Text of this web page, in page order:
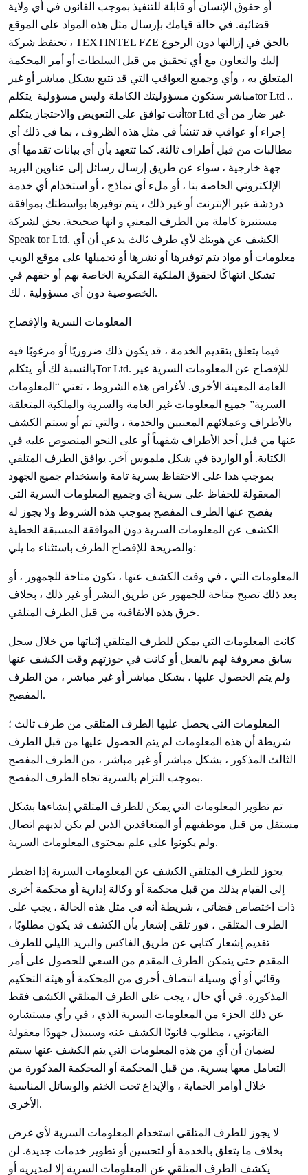
أو حقوق الإنسان أو قابلة للتنفيذ بموجب القانون في أي ولاية
قضائية. في حالة قيامك بإرسال مثل هذه المواد على الموقع
، TEXTINTEL FZE بالحق في إزالتها دون الرجوع
إليك والتعاون مع أي تحقيق من قبل السلطات أو أمر المحكمة
المتعلق به ، وأي وجميع العواقب التي قد تتبع بشكل مباشر أو غير
مباشر ستكون مسؤوليتك الكاملة وليس مسؤولية يتكلم
tor Ltd ..
أنت توافق على التعويض والاحتجاز يتكلم
tor Ltd غير ضار من أي
إجراء أو عواقب قد تنشأ في مثل هذه الظروف ، بما في ذلك أي
مطالبات من قبل أطراف ثالثة. كما تتعهد بأن أي بيانات تقدمها أي
جهة خارجية ، سواء عن طريق إرسال رسائل إلى عناوين البريد
الإلكتروني الخاصة بنا ، أو ملء أي نماذج ، أو استخدام أي خدمة
دردشة عبر الإنترنت أو غير ذلك ، يتم توفيرها بواسطتك بموافقة
مستنيرة كاملة من الطرف المعني و انها صحيحة. يحق لشركة
Speak tor Ltd. الكشف عن هويتك لأي طرف ثالث يدعي أن أي
معلومات أو مواد يتم توفيرها أو نشرها أو تحميلها على موقع الويب
تشكل انتهاكًا لحقوق الملكية الفكرية الخاصة بهم أو حقهم في
الخصوصية دون أي مسؤولية . لك.
المعلومات السرية والإفصاح
فيما يتعلق بتقديم الخدمة ، قد يكون ذلك ضروريًا أو مرغوبًا فيه
بالنسبة لك أو يتكلم
Tor Ltd. للإفصاح عن المعلومات السرية غير
العامة المعينة الأخرى. لأغراض هذه الشروط ، تعني “المعلومات
السرية” جميع المعلومات غير العامة والسرية والملكية المتعلقة
بالأطراف وعملائهم المعنيين والخدمة ، والتي تم أو سيتم الكشف
عنها من قبل أحد الأطراف شفهياً أو على النحو المنصوص عليه في
الكتابة. أو الواردة في شكل ملموس آخر. يوافق الطرف المتلقي
بموجب هذا على الاحتفاظ بسرية تامة واستخدام جميع الجهود
المعقولة للحفاظ على سرية أي وجميع المعلومات السرية التي
يفصح عنها الطرف المفصح بموجب هذه الشروط ولا يجوز له
الكشف عن المعلومات السرية دون الموافقة المسبقة الخطية
والصريحة للإفصاح الطرف باستثناء ما يلي:
المعلومات التي ، في وقت الكشف عنها ، تكون متاحة للجمهور ، أو
بعد ذلك تصبح متاحة للجمهور عن طريق النشر أو غير ذلك ، بخلاف
خرق هذه الاتفاقية من قبل الطرف المتلقي.
كانت المعلومات التي يمكن للطرف المتلقي إثباتها من خلال سجل
سابق معروفة لهم بالفعل أو كانت في حوزتهم وقت الكشف عنها
ولم يتم الحصول عليها ، بشكل مباشر أو غير مباشر ، من الطرف
المفصح.
المعلومات التي يحصل عليها الطرف المتلقي من طرف ثالث ؛
شريطة أن هذه المعلومات لم يتم الحصول عليها من قبل الطرف
الثالث المذكور ، بشكل مباشر أو غير مباشر ، من الطرف المفصح
بموجب التزام بالسرية تجاه الطرف المفصح.
تم تطوير المعلومات التي يمكن للطرف المتلقي إنشاءها بشكل
مستقل من قبل موظفيهم أو المتعاقدين الذين لم يكن لديهم اتصال
ولم يكونوا على علم بمحتوى المعلومات السرية.
يجوز للطرف المتلقي الكشف عن المعلومات السرية إذا اضطر
إلى القيام بذلك من قبل محكمة أو وكالة إدارية أو محكمة أخرى
ذات اختصاص قضائي ، شريطة أنه في مثل هذه الحالة ، يجب على
الطرف المتلقي ، فور تلقي إشعار بأن الكشف قد يكون مطلوبًا ،
تقديم إشعار كتابي عن طريق الفاكس والبريد الليلي للطرف
المقدم حتى يتمكن الطرف المقدم من السعي للحصول على أمر
وقائي أو أي وسيلة انتصاف أخرى من المحكمة أو هيئة التحكيم
المذكورة. في أي حال ، يجب على الطرف المتلقي الكشف فقط
عن ذلك الجزء من المعلومات السرية الذي ، في رأي مستشاره
القانوني ، مطلوب قانونًا الكشف عنه وسيبذل جهودًا معقولة
لضمان أن أي من هذه المعلومات التي يتم الكشف عنها سيتم
التعامل معها بسرية. من قبل المحكمة أو المحكمة المذكورة من
خلال أوامر الحماية ، والإيداع تحت الختم والوسائل المناسبة
الأخرى.
لا يجوز للطرف المتلقي استخدام المعلومات السرية لأي غرض
بخلاف ما يتعلق بالخدمة أو لتحسين أو تطوير خدمات جديدة. لن
يكشف الطرف المتلقي عن المعلومات السرية إلا لمديريه أو